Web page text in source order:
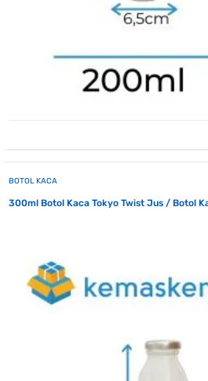
BOTOL KACA
300ml Botol Kaca Tokyo Twist Jus / Botol